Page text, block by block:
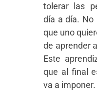
tolerar las
día a día. No
que uno
de aprender
Este
que al final
va a imponer.